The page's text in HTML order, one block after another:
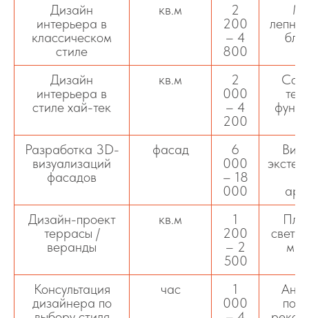
Дизайн
интерьера в
классическом
стиле
кв.м
2
200
– 4
800
Дизайн
интерьера в
стиле хай-тек
кв.м
2
000
– 4
200
Разработка 3D-
визуализаций
фасадов
фасад
6
000
– 18
000
Дизайн-проект
террасы /
веранды
кв.м
1
200
– 2
500
Консультация
дизайнера по
час
1
000